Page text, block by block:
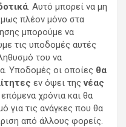
. Αυτό μπορεί να μη
πλέον μόνο στα
μπορούμε να
τις υποδομές αυτές
του να
Υποδομές οι οποίες θα
εν όψει τηςνέας
χρόνια και θα
για τις ανάγκες που θα
από άλλους φορείς.